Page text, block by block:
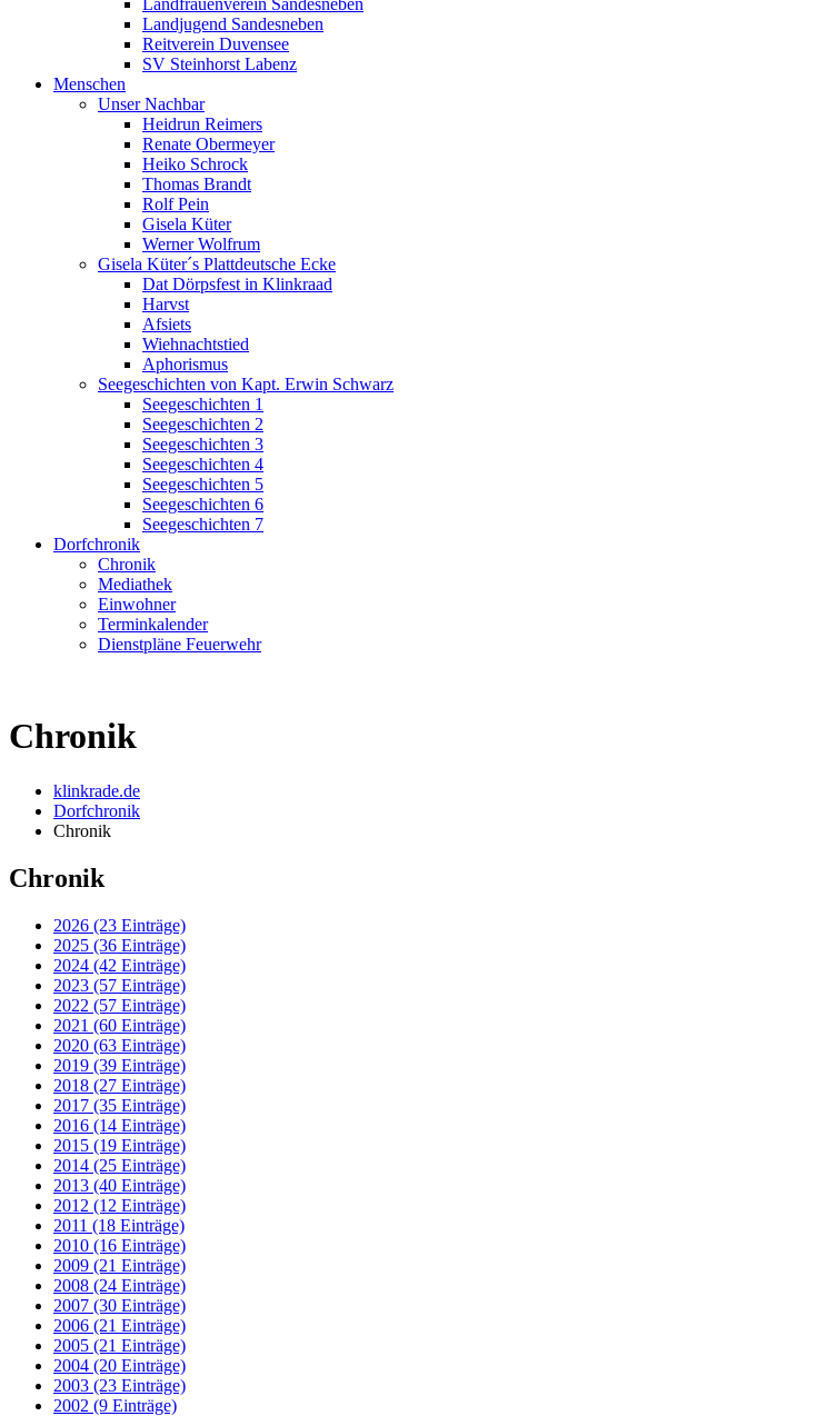
Landfrauenverein Sandesneben
Landjugend Sandesneben
Reitverein Duvensee
SV Steinhorst Labenz
Menschen
Unser Nachbar
Heidrun Reimers
Renate Obermeyer
Heiko Schrock
Thomas Brandt
Rolf Pein
Gisela Küter
Werner Wolfrum
Gisela Küter´s Plattdeutsche Ecke
Dat Dörpsfest in Klinkraad
Harvst
Afsiets
Wiehnachtstied
Aphorismus
Seegeschichten von Kapt. Erwin Schwarz
Seegeschichten 1
Seegeschichten 2
Seegeschichten 3
Seegeschichten 4
Seegeschichten 5
Seegeschichten 6
Seegeschichten 7
Dorfchronik
Chronik
Mediathek
Einwohner
Terminkalender
Dienstpläne Feuerwehr
Chronik
klinkrade.de
Dorfchronik
Chronik
Chronik
2026 (23 Einträge)
2025 (36 Einträge)
2024 (42 Einträge)
2023 (57 Einträge)
2022 (57 Einträge)
2021 (60 Einträge)
2020 (63 Einträge)
2019 (39 Einträge)
2018 (27 Einträge)
2017 (35 Einträge)
2016 (14 Einträge)
2015 (19 Einträge)
2014 (25 Einträge)
2013 (40 Einträge)
2012 (12 Einträge)
2011 (18 Einträge)
2010 (16 Einträge)
2009 (21 Einträge)
2008 (24 Einträge)
2007 (30 Einträge)
2006 (21 Einträge)
2005 (21 Einträge)
2004 (20 Einträge)
2003 (23 Einträge)
2002 (9 Einträge)